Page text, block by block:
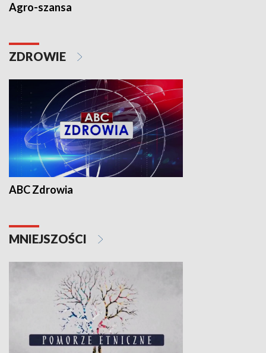
Agro-szansa
ZDROWIE
ABC Zdrowia
MNIEJSZOŚCI